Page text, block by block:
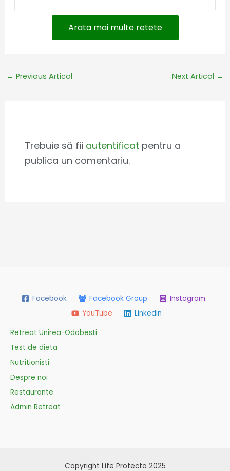
Arata mai multe retete
← Previous Articol Next Articol →
Trebuie să fii autentificat pentru a
publica un comentariu.
Facebook Facebook Group
Instagram
YouTube
Linkedin
Retreat Unirea-Odobesti
Test de dieta
Nutritionisti
Despre noi
Restaurante
Admin Retreat
Copyright Life Protecta 2025